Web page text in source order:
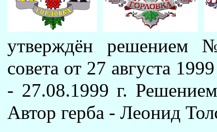
утверждён решением
совета от 27 августа
- 27.08.1999 г.
Автор герба - Леонид